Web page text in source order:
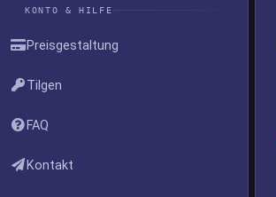
KONTO & HILFE
Preisgestaltung
Tilgen
FAQ
Kontakt